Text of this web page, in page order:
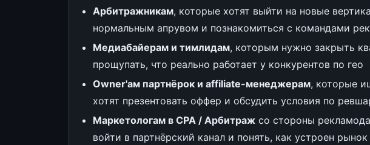
Арбитражникам, которые хотят выйти на новые
нормальным апрувом и познакомиться с командами
Медиабайерам и тимлидам, которым нужно закрыть
прощупать, что реально работает у конкурентов по гео
Owner'ам партнёрок и affiliate-менеджерам, которые
хотят презентовать оффер и обсудить условия по
Маркетологам в CPA / Арбитраж со стороны
войти в партнёрский канал и понять, как устроен рынок